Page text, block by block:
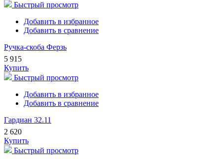
Быстрый просмотр
Добавить в избранное
Добавить в сравнение
Ручка-скоба Ферзь
5 915
Купить
Быстрый просмотр
Добавить в избранное
Добавить в сравнение
Гардиан 32.11
2 620
Купить
Быстрый просмотр